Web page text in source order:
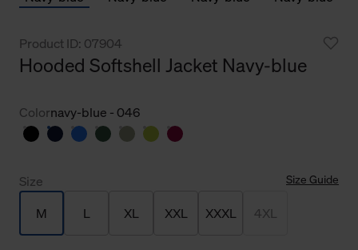
Product ID: 07904
Hooded Softshell Jacket Navy-blue
Colornavy-blue - 046
Size Size Guide
M L XL XXL XXXL 4XL